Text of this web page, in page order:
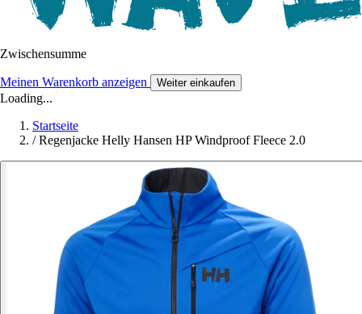
Zwischensumme
Meinen Warenkorb anzeigen Weiter einkaufen
Loading...
Startseite
/ Regenjacke Helly Hansen HP Windproof Fleece 2.0